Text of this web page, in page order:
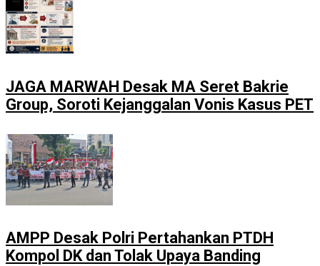
JAGA MARWAH Desak MA Seret Bakrie
Group, Soroti Kejanggalan Vonis Kasus PET
AMPP Desak Polri Pertahankan PTDH
Kompol DK dan Tolak Upaya Banding